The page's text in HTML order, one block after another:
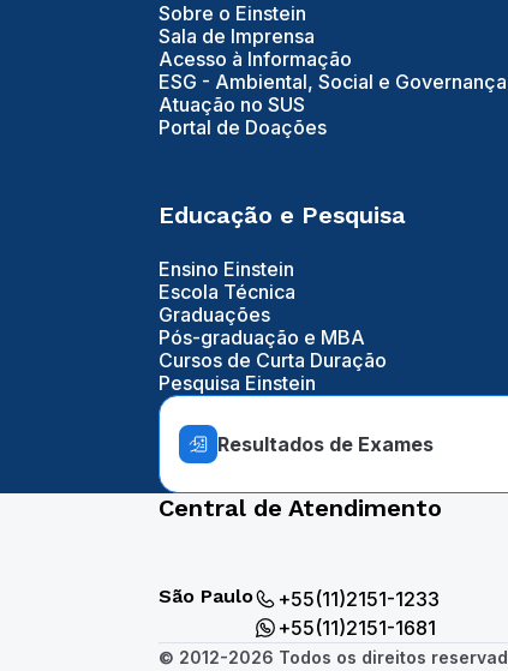
Sobre o Einstein
Sala de Imprensa
Acesso à Informação
ESG - Ambiental, Social e Governança
Atuação no SUS
Portal de Doações
Educação e Pesquisa
Ensino Einstein
Escola Técnica
Graduações
Pós-graduação e MBA
Cursos de Curta Duração
Pesquisa Einstein
Resultados de Exames
Central de Atendimento
São Paulo
+55(11)2151-1233
+55(11)2151-1681
© 2012-2026 Todos os direitos